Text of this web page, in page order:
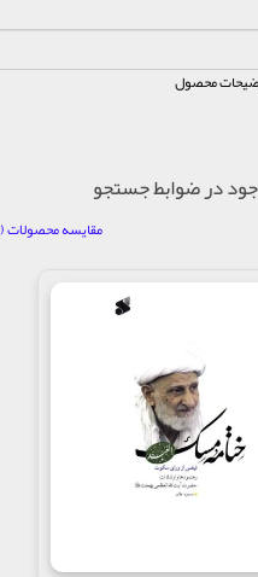
محصول
در ضوابط جستجو
مقایسه محصولات (0)